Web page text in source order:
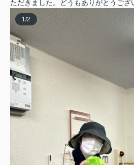
ただきました。どうもありがとうござ
1 /2